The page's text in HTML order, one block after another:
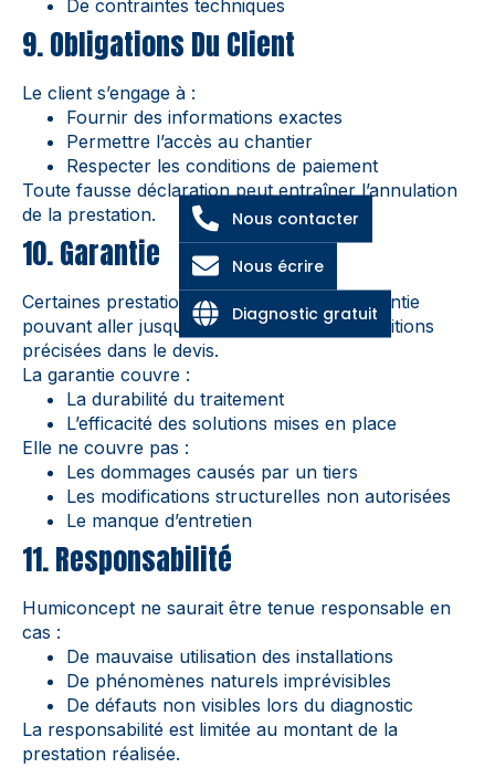
De contraintes techniques
9. Obligations Du Client
Le client s’engage à :
Fournir des informations exactes
Permettre l’accès au chantier
Respecter les conditions de paiement
Toute fausse déclaration peut entraîner l’annulation
de la prestation.
10. Garantie
Certaines prestations bénéficient d’une garantie
pouvant aller jusqu’à 50 ans, selon les conditions
précisées dans le devis.
La garantie couvre :
La durabilité du traitement
L’efficacité des solutions mises en place
Elle ne couvre pas :
Les dommages causés par un tiers
Les modifications structurelles non autorisées
Le manque d’entretien
11. Responsabilité
Humiconcept ne saurait être tenue responsable en
cas :
De mauvaise utilisation des installations
De phénomènes naturels imprévisibles
De défauts non visibles lors du diagnostic
La responsabilité est limitée au montant de la
prestation réalisée.
Nous contacter
Nous écrire
Diagnostic gratuit